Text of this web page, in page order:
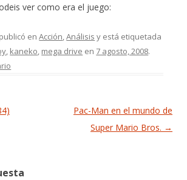
ver como era el juego:
enAcción,Análisis y está etiquetada
, kaneko, mega drive en 7 agosto, 2008.
Pac-Man en el mundo de
Super Mario Bros. →